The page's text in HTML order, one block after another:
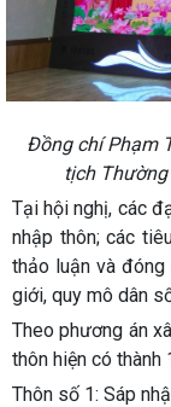
Đồng chí Phạm
tịch
Tại hội nghị, các
nhập thôn; các
thảo luận và
giới, quy mô dân
Theo phương án
thôn hiện có thành
Thôn số 1: Sáp